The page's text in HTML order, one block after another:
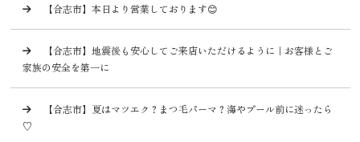
【合志市】本日より営業しております😊
【合志市】地震後も安心してご来店いただけるように｜お客様とご
家族の安全を第一に
【合志市】夏はマツエク？まつ毛パーマ？海やプール前に迷ったら
♡